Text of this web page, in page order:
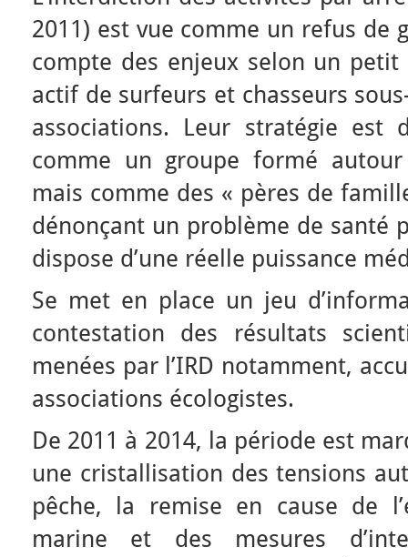
2011) est vue comme un refus de
compte des enjeux selon un
actif de surfeurs et chasseurs
associations. Leur stratégie est
comme un groupe formé
mais comme des « pères de
dénonçant un problème de santé
dispose d’une réelle puissance
Se met en place un jeu
contestation des résultats
menées par l’IRD notamment,
associations écologistes.
De 2011 à 2014, la période est
une cristallisation des tensions
pêche, la remise en cause de
marine et des mesures